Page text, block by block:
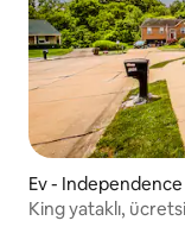
Ev - Independence
King yataklı,